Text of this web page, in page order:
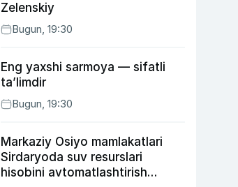
Zelenskiy
Bugun, 19:30
Eng yaxshi sarmoya — sifatli
ta’limdir
Bugun, 19:30
Markaziy Osiyo mamlakatlari
Sirdaryoda suv resurslari
hisobini avtomatlashtirish